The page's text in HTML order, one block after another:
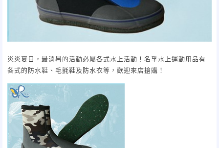
炎炎夏日，最消暑的活動必屬各式水上活動！名孚水上運動用品有
各式的防水鞋、毛氈鞋及防水衣等，歡迎來店搶購！